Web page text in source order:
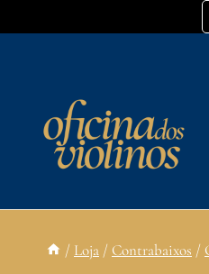
para
/ Loja / Contrabaixos /